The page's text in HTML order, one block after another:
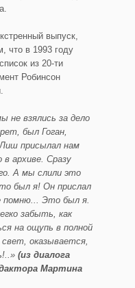
выпуск,
что в 1993 году
из 20-ти
Робинсон
не взялись за дело
, был Гоган,
присылал нам
в архиве. Сразу
А мы слили это
был я! Он прислал
помню... Это был я.
забыть, как
на ощупь в полной
оказывается,
(из диалога
Мартина